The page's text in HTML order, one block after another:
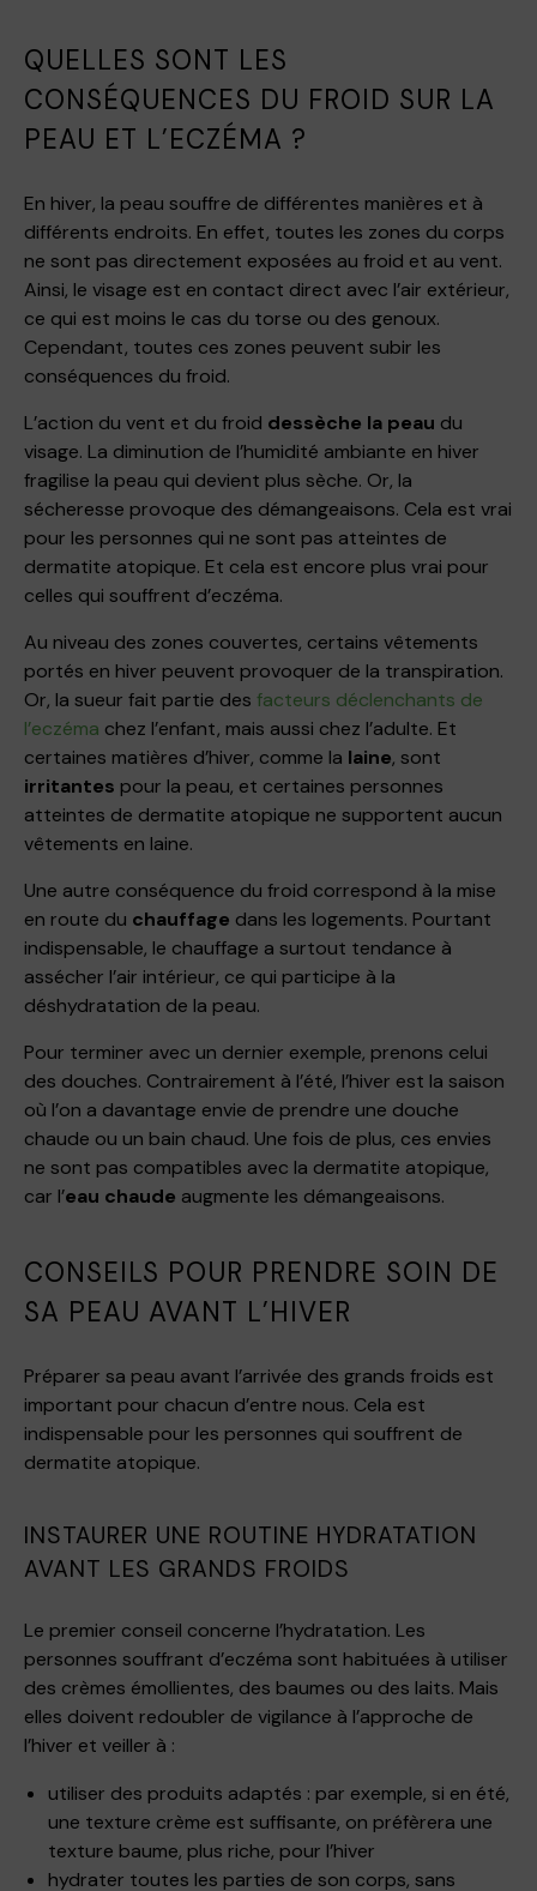
QUELLES SONT LES
CONSÉQUENCES DU FROID SUR LA
PEAU ET L’ECZÉMA ?
En hiver, la peau souffre de différentes manières et à
différents endroits. En effet, toutes les zones du corps
ne sont pas directement exposées au froid et au vent.
Ainsi, le visage est en contact direct avec l’air extérieur,
ce qui est moins le cas du torse ou des genoux.
Cependant, toutes ces zones peuvent subir les
conséquences du froid.
L’action du vent et du froid dessèche la peau du
visage. La diminution de l’humidité ambiante en hiver
fragilise la peau qui devient plus sèche. Or, la
sécheresse provoque des démangeaisons. Cela est vrai
pour les personnes qui ne sont pas atteintes de
dermatite atopique. Et cela est encore plus vrai pour
celles qui souffrent d’eczéma.
Au niveau des zones couvertes, certains vêtements
portés en hiver peuvent provoquer de la transpiration.
Or, la sueur fait partie des facteurs déclenchants de
l’eczéma chez l’enfant, mais aussi chez l’adulte. Et
certaines matières d’hiver, comme la laine, sont
irritantes pour la peau, et certaines personnes
atteintes de dermatite atopique ne supportent aucun
vêtements en laine.
Une autre conséquence du froid correspond à la mise
en route du chauffage dans les logements. Pourtant
indispensable, le chauffage a surtout tendance à
assécher l’air intérieur, ce qui participe à la
déshydratation de la peau.
Pour terminer avec un dernier exemple, prenons celui
des douches. Contrairement à l’été, l’hiver est la saison
où l’on a davantage envie de prendre une douche
chaude ou un bain chaud. Une fois de plus, ces envies
ne sont pas compatibles avec la dermatite atopique,
car l’eau chaude augmente les démangeaisons.
CONSEILS POUR PRENDRE SOIN DE
SA PEAU AVANT L’HIVER
Préparer sa peau avant l’arrivée des grands froids est
important pour chacun d’entre nous. Cela est
indispensable pour les personnes qui souffrent de
dermatite atopique.
INSTAURER UNE ROUTINE HYDRATATION
AVANT LES GRANDS FROIDS
Le premier conseil concerne l’hydratation. Les
personnes souffrant d’eczéma sont habituées à utiliser
des crèmes émollientes, des baumes ou des laits. Mais
elles doivent redoubler de vigilance à l’approche de
l’hiver et veiller à :
utiliser des produits adaptés : par exemple, si en été,
une texture crème est suffisante, on préfèrera une
texture baume, plus riche, pour l’hiver
hydrater toutes les parties de son corps, sans